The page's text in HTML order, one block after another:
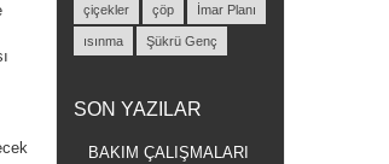
çiçekler çöp İmar Planı
ısınma Şükrü Genç
SON YAZILAR
BAKIM ÇALIŞMALARI